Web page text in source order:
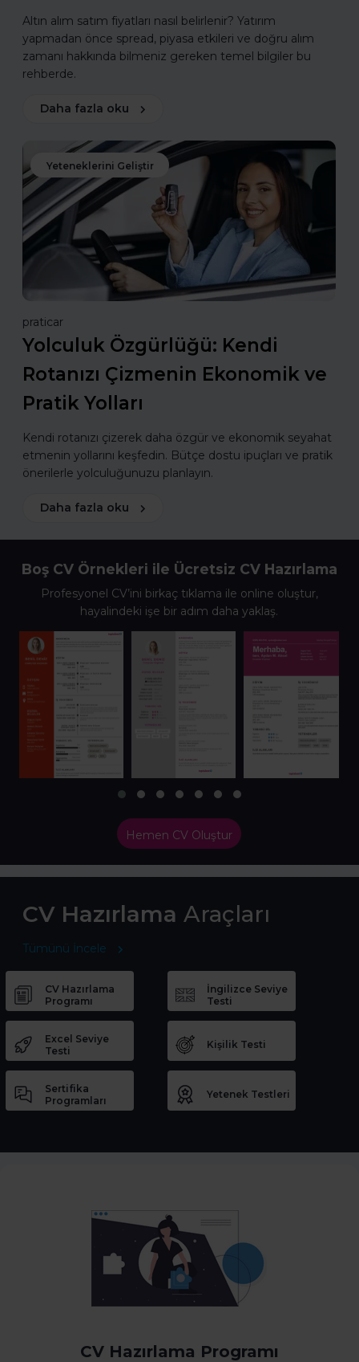
Altın alım satım fiyatları nasıl belirlenir? Yatırım
yapmadan önce spread, piyasa etkileri ve doğru alım
zamanı hakkında bilmeniz gereken temel bilgiler bu
rehberde.
Daha fazla oku
Yeteneklerini Geliştir
praticar
Yolculuk Özgürlüğü: Kendi
Rotanızı Çizmenin Ekonomik ve
Pratik Yolları
Kendi rotanızı çizerek daha özgür ve ekonomik seyahat
etmenin yollarını keşfedin. Bütçe dostu ipuçları ve pratik
önerilerle yolculuğunuzu planlayın.
Daha fazla oku
Boş CV Örnekleri ile Ücretsiz CV Hazırlama
Profesyonel CV’ini birkaç tıklama ile online oluştur,
hayalindeki işe bir adım daha yaklaş.
Hemen CV Oluştur
CV Hazırlama Araçları
Tümünü İncele
CV Hazırlama
Programı
İngilizce Seviye
Testi
Excel Seviye
Testi
Kişilik Testi
Sertifika
Programları
Yetenek Testleri
CV Hazırlama Programı